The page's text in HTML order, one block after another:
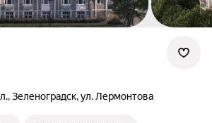
Зеленоградск, ул. Лермонтова